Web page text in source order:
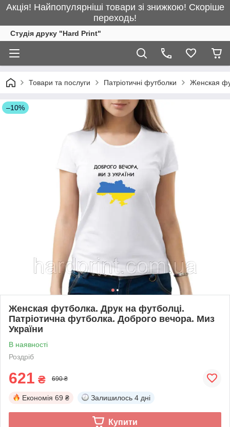
Акція! Найпопулярніші товари зі знижкою! Скоріше
переходь!
Студія друку "Hard Print"
Товари та послуги Патріотичні футболки Женская
–10%
Женская футболка. Друк на футболці.
Патріотична футболка. Доброго вечора. Миз
України
В наявності
Роздріб
621 ₴ 690 ₴
Економія 69 ₴ Залишилось 4 дні
Купити